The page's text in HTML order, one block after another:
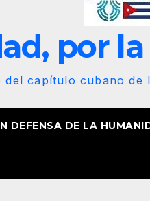
por
del capítulo cubano de
DEFENSA DE LA